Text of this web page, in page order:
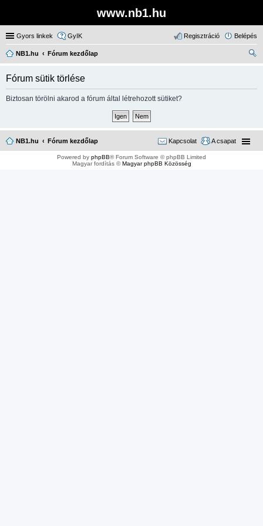
www.nb1.hu
Gyors linkek GyIK Belépés
Regisztráció
NB1.hu
Fórum kezdőlap
Fórum sütik törlése
Biztosan törölni akarod a fórum által létrehozott sütiket?
NB1.hu Fórum kezdőlap A csapat
Kapcsolat
Powered by phpBB® Forum Software © phpBB Limited
Magyar fordítás ©Magyar phpBB Közösség